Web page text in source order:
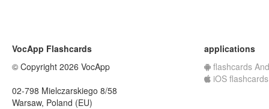
VocApp Flashcards
© Copyright 2026 VocApp
02-798 Mielczarskiego 8/58
Warsaw, Poland (EU)
applications
flashcards
iOS flashcards